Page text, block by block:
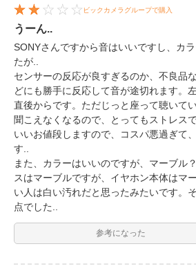
ビックカメラグループで購入
うーん..
SONYさんですから音はいいですし、カ
たが..
センサーの反応が良すぎるのか、不良品
どにも勝手に反応して音が途切れます。
直後からです。ただじっと座って聴いて
聞こえなくなるので、とってもストレスで
いいお値段しますので、コスパ悪過ぎて
す..
また、カラーはいいのですが、マーブル
スはマーブルですが、イヤホン本体はマ
い人は白い汚れだと思ったみたいです。
点でした..
参考になった